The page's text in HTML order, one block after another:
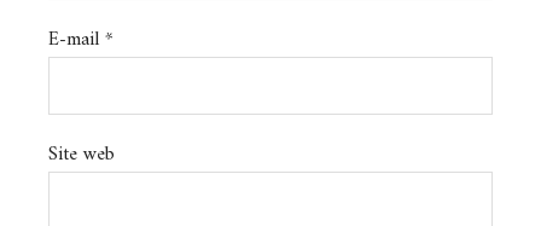
E-mail*
Site web